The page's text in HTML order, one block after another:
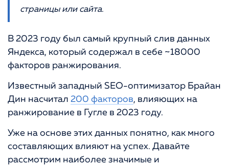
страницы или сайта.
В 2023 году был самый крупный слив данных
Яндекса, который содержал в себе ~18000
факторов ранжирования.
Известный западный SEO-оптимизатор Брайан
Дин насчитал 200 факторов, влияющих на
ранжирование в Гугле в 2023 году.
Уже на основе этих данных понятно, как много
составляющих влияют на успех. Давайте
рассмотрим наиболее значимые и